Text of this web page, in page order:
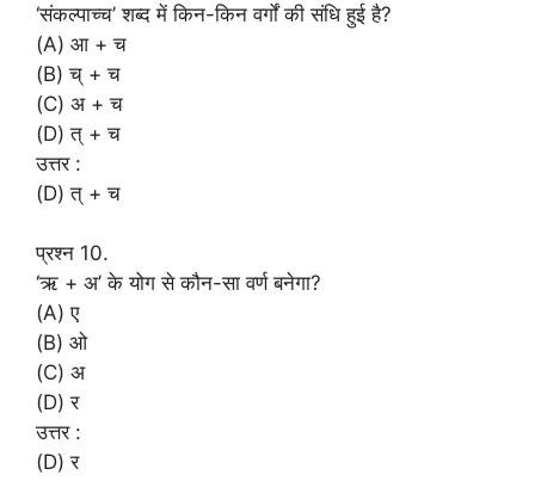
‘संकल्पाच्च’ शब्द में किन-किन वर्गों की संधि हुई है?
(A) आ + च
(B) च् + च
(C) अ + च
(D) त् + च
उत्तर :
(D) त् + च
प्रश्न 10.
‘ऋ + अ’ के योग से कौन-सा वर्ण बनेगा?
(A) ए
(B) ओ
(C) अ
(D) र
उत्तर :
(D) र